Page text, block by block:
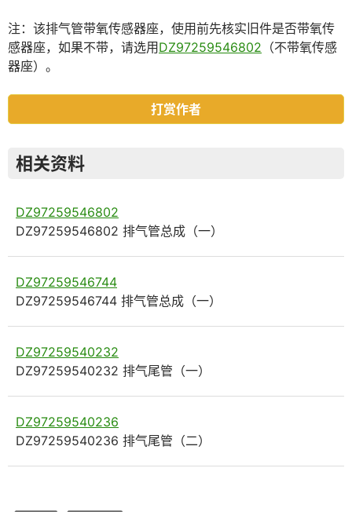
注：该排气管带氧传感器座，使用前先核实旧件是否带氧传
感器座，如果不带，请选用 DZ97259546802 （不带氧传感
器座）。
打赏作者
相关资料
DZ97259546802
DZ97259546802 排气管总成（一）
DZ97259546744
DZ97259546744 排气管总成（一）
DZ97259540232
DZ97259540232 排气尾管（一）
DZ97259540236
DZ97259540236 排气尾管（二）